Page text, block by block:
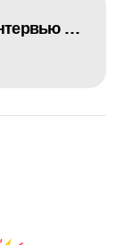
Алла Пугачева - интервью Андрею Миронову